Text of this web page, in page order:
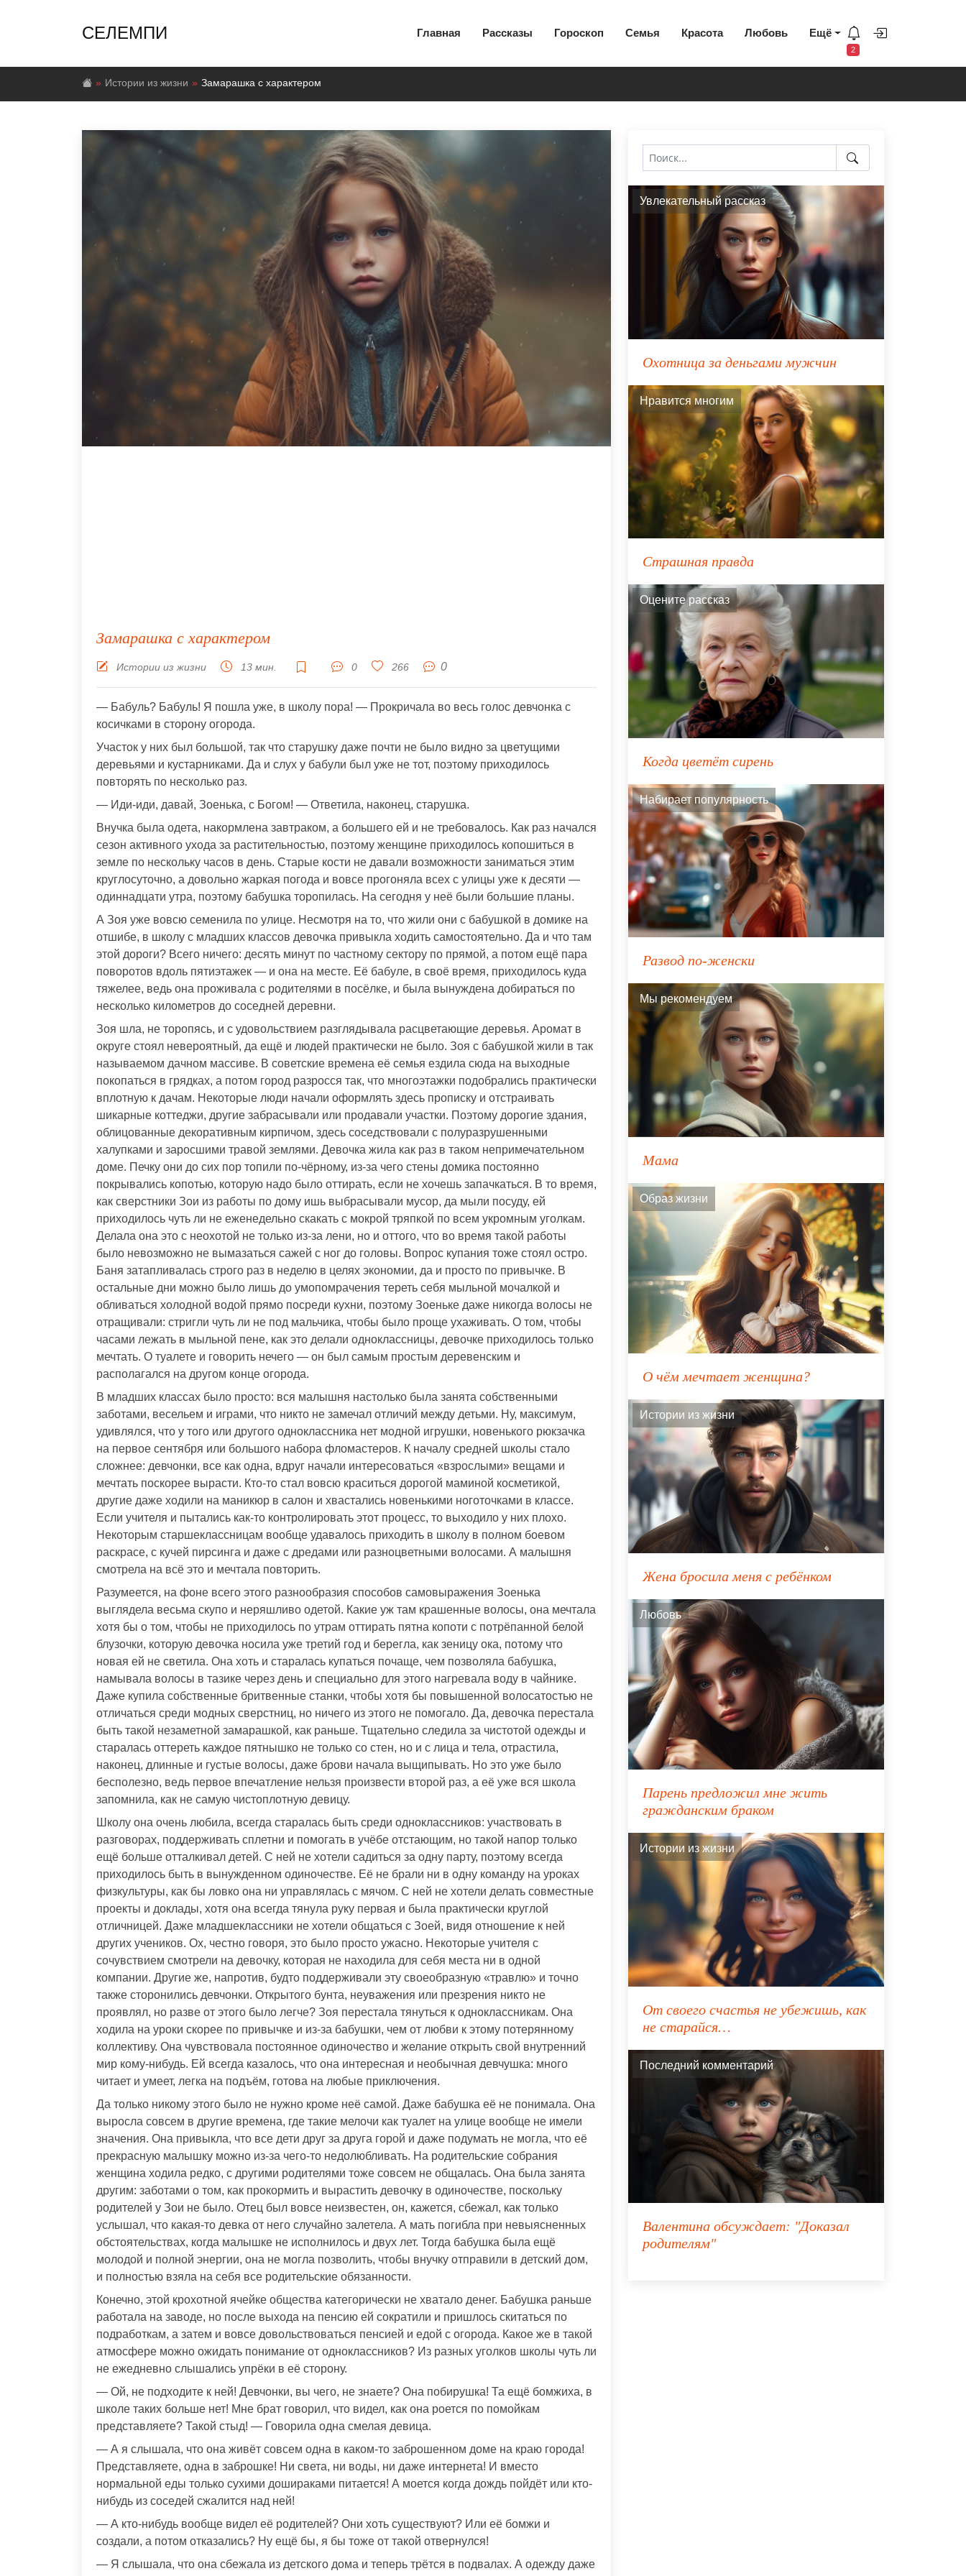
СЕЛЕМПИ Главная Рассказы Гороскоп Семья Красота Любовь Ещё
2
Истории из жизни Замарашка с характером
Замарашка с характером
Истории из жизни 13 мин. 0 266 0
— Бабуль? Бабуль! Я пошла уже, в школу пора! — Прокричала во весь голос девчонка с
косичками в сторону огорода.
Участок у них был большой, так что старушку даже почти не было видно за цветущими
деревьями и кустарниками. Да и слух у бабули был уже не тот, поэтому приходилось
повторять по несколько раз.
— Иди-иди, давай, Зоенька, с Богом! — Ответила, наконец, старушка.
Внучка была одета, накормлена завтраком, а большего ей и не требовалось. Как раз начался
сезон активного ухода за растительностью, поэтому женщине приходилось копошиться в
земле по нескольку часов в день. Старые кости не давали возможности заниматься этим
круглосуточно, а довольно жаркая погода и вовсе прогоняла всех с улицы уже к десяти —
одиннадцати утра, поэтому бабушка торопилась. На сегодня у неё были большие планы.
А Зоя уже вовсю семенила по улице. Несмотря на то, что жили они с бабушкой в домике на
отшибе, в школу с младших классов девочка привыкла ходить самостоятельно. Да и что там
этой дороги? Всего ничего: десять минут по частному сектору по прямой, а потом ещё пара
поворотов вдоль пятиэтажек — и она на месте. Её бабуле, в своё время, приходилось куда
тяжелее, ведь она проживала с родителями в посёлке, и была вынуждена добираться по
несколько километров до соседней деревни.
Зоя шла, не торопясь, и с удовольствием разглядывала расцветающие деревья. Аромат в
округе стоял невероятный, да ещё и людей практически не было. Зоя с бабушкой жили в так
называемом дачном массиве. В советские времена её семья ездила сюда на выходные
покопаться в грядках, а потом город разросся так, что многоэтажки подобрались практически
вплотную к дачам. Некоторые люди начали оформлять здесь прописку и отстраивать
шикарные коттеджи, другие забрасывали или продавали участки. Поэтому дорогие здания,
облицованные декоративным кирпичом, здесь соседствовали с полуразрушенными
халупками и заросшими травой землями. Девочка жила как раз в таком непримечательном
доме. Печку они до сих пор топили по-чёрному, из-за чего стены домика постоянно
покрывались копотью, которую надо было оттирать, если не хочешь запачкаться. В то время,
как сверстники Зои из работы по дому ишь выбрасывали мусор, да мыли посуду, ей
приходилось чуть ли не еженедельно скакать с мокрой тряпкой по всем укромным уголкам.
Делала она это с неохотой не только из-за лени, но и оттого, что во время такой работы
было невозможно не вымазаться сажей с ног до головы. Вопрос купания тоже стоял остро.
Баня затапливалась строго раз в неделю в целях экономии, да и просто по привычке. В
остальные дни можно было лишь до умопомрачения тереть себя мыльной мочалкой и
обливаться холодной водой прямо посреди кухни, поэтому Зоеньке даже никогда волосы не
отращивали: стригли чуть ли не под мальчика, чтобы было проще ухаживать. О том, чтобы
часами лежать в мыльной пене, как это делали одноклассницы, девочке приходилось только
мечтать. О туалете и говорить нечего — он был самым простым деревенским и
располагался на другом конце огорода.
В младших классах было просто: вся малышня настолько была занята собственными
заботами, весельем и играми, что никто не замечал отличий между детьми. Ну, максимум,
удивлялся, что у того или другого одноклассника нет модной игрушки, новенького рюкзачка
на первое сентября или большого набора фломастеров. К началу средней школы стало
сложнее: девчонки, все как одна, вдруг начали интересоваться «взрослыми» вещами и
мечтать поскорее вырасти. Кто-то стал вовсю краситься дорогой маминой косметикой,
другие даже ходили на маникюр в салон и хвастались новенькими ноготочками в классе.
Если учителя и пытались как-то контролировать этот процесс, то выходило у них плохо.
Некоторым старшеклассницам вообще удавалось приходить в школу в полном боевом
раскрасе, с кучей пирсинга и даже с дредами или разноцветными волосами. А малышня
смотрела на всё это и мечтала повторить.
Разумеется, на фоне всего этого разнообразия способов самовыражения Зоенька
выглядела весьма скупо и неряшливо одетой. Какие уж там крашенные волосы, она мечтала
хотя бы о том, чтобы не приходилось по утрам оттирать пятна копоти с потрёпанной белой
блузочки, которую девочка носила уже третий год и берегла, как зеницу ока, потому что
новая ей не светила. Она хоть и старалась купаться почаще, чем позволяла бабушка,
намывала волосы в тазике через день и специально для этого нагревала воду в чайнике.
Даже купила собственные бритвенные станки, чтобы хотя бы повышенной волосатостью не
отличаться среди модных сверстниц, но ничего из этого не помогало. Да, девочка перестала
быть такой незаметной замарашкой, как раньше. Тщательно следила за чистотой одежды и
старалась оттереть каждое пятнышко не только со стен, но и с лица и тела, отрастила,
наконец, длинные и густые волосы, даже брови начала выщипывать. Но это уже было
бесполезно, ведь первое впечатление нельзя произвести второй раз, а её уже вся школа
запомнила, как не самую чистоплотную девицу.
Школу она очень любила, всегда старалась быть среди одноклассников: участвовать в
разговорах, поддерживать сплетни и помогать в учёбе отстающим, но такой напор только
ещё больше отталкивал детей. С ней не хотели садиться за одну парту, поэтому всегда
приходилось быть в вынужденном одиночестве. Её не брали ни в одну команду на уроках
физкультуры, как бы ловко она ни управлялась с мячом. С ней не хотели делать совместные
проекты и доклады, хотя она всегда тянула руку первая и была практически круглой
отличницей. Даже младшеклассники не хотели общаться с Зоей, видя отношение к ней
других учеников. Ох, честно говоря, это было просто ужасно. Некоторые учителя с
сочувствием смотрели на девочку, которая не находила для себя места ни в одной
компании. Другие же, напротив, будто поддерживали эту своеобразную «травлю» и точно
также сторонились девчонки. Открытого бунта, неуважения или презрения никто не
проявлял, но разве от этого было легче? Зоя перестала тянуться к одноклассникам. Она
ходила на уроки скорее по привычке и из-за бабушки, чем от любви к этому потерянному
коллективу. Она чувствовала постоянное одиночество и желание открыть свой внутренний
мир кому-нибудь. Ей всегда казалось, что она интересная и необычная девчушка: много
читает и умеет, легка на подъём, готова на любые приключения.
Да только никому этого было не нужно кроме неё самой. Даже бабушка её не понимала. Она
выросла совсем в другие времена, где такие мелочи как туалет на улице вообще не имели
значения. Она привыкла, что все дети друг за друга горой и даже подумать не могла, что её
прекрасную малышку можно из-за чего-то недолюбливать. На родительские собрания
женщина ходила редко, с другими родителями тоже совсем не общалась. Она была занята
другим: заботами о том, как прокормить и вырастить девочку в одиночестве, поскольку
родителей у Зои не было. Отец был вовсе неизвестен, он, кажется, сбежал, как только
услышал, что какая-то девка от него случайно залетела. А мать погибла при невыясненных
обстоятельствах, когда малышке не исполнилось и двух лет. Тогда бабушка была ещё
молодой и полной энергии, она не могла позволить, чтобы внучку отправили в детский дом,
и полностью взяла на себя все родительские обязанности.
Конечно, этой крохотной ячейке общества категорически не хватало денег. Бабушка раньше
работала на заводе, но после выхода на пенсию ей сократили и пришлось скитаться по
подработкам, а затем и вовсе довольствоваться пенсией и едой с огорода. Какое же в такой
атмосфере можно ожидать понимание от одноклассников? Из разных уголков школы чуть ли
не ежедневно слышались упрёки в её сторону.
— Ой, не подходите к ней! Девчонки, вы чего, не знаете? Она побирушка! Та ещё бомжиха, в
школе таких больше нет! Мне брат говорил, что видел, как она роется по помойкам
представляете? Такой стыд! — Говорила одна смелая девица.
— А я слышала, что она живёт совсем одна в каком-то заброшенном доме на краю города!
Представляете, одна в заброшке! Ни света, ни воды, ни даже интернета! И вместо
нормальной еды только сухими дошираками питается! А моется когда дождь пойдёт или кто-
нибудь из соседей сжалится над ней!
— А кто-нибудь вообще видел её родителей? Они хоть существуют? Или её бомжи и
создали, а потом отказались? Ну ещё бы, я бы тоже от такой отвернулся!
— Я слышала, что она сбежала из детского дома и теперь трётся в подвалах. А одежду даже
Увлекательный рассказ
Охотница за деньгами мужчин
Нравится многим
Страшная правда
Оцените рассказ
Когда цветёт сирень
Набирает популярность
Развод по-женски
Мы рекомендуем
Мама
Образ жизни
О чём мечтает женщина?
Истории из жизни
Жена бросила меня с ребёнком
Любовь
Парень предложил мне жить
гражданским браком
Истории из жизни
От своего счастья не убежишь, как
не старайся…
Последний комментарий
Валентина обсуждает: "Доказал
родителям"